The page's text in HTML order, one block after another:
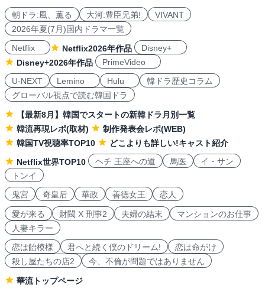
朝ドラ:風、薫る 大河:豊臣兄弟!
VIVANT
2026年夏(7月)国内ドラマ一覧
Netflix
Netflix2026年作品
Disney+
Disney+2026年作品
PrimeVideo
U-NEXT
Lemino Hulu
韓ドラ歴史コラム
グローバル視点で読む韓国ドラ
【最新8月】韓国でスタートの新韓ドラ月別一覧
韓流再現レポ(取材)
制作発表会レポ(WEB)
韓国TV視聴率TOP10
どこよりも詳しい!キャスト紹介
Netflix世界TOP10
ヘチ 王座への道 馬医
イ・サン
トンイ
鬼宮
奇皇后 華政 善徳女王 恋人
愛が来る 財閥 X 刑事2 夫婦の結末
マンションのお仕事
人妻キラー
恋は飴模様
君へと続く僕のドリーム!
恋は命がけ
殺し屋たちの店2
今、不倫が問題ではありません
華流トップページ